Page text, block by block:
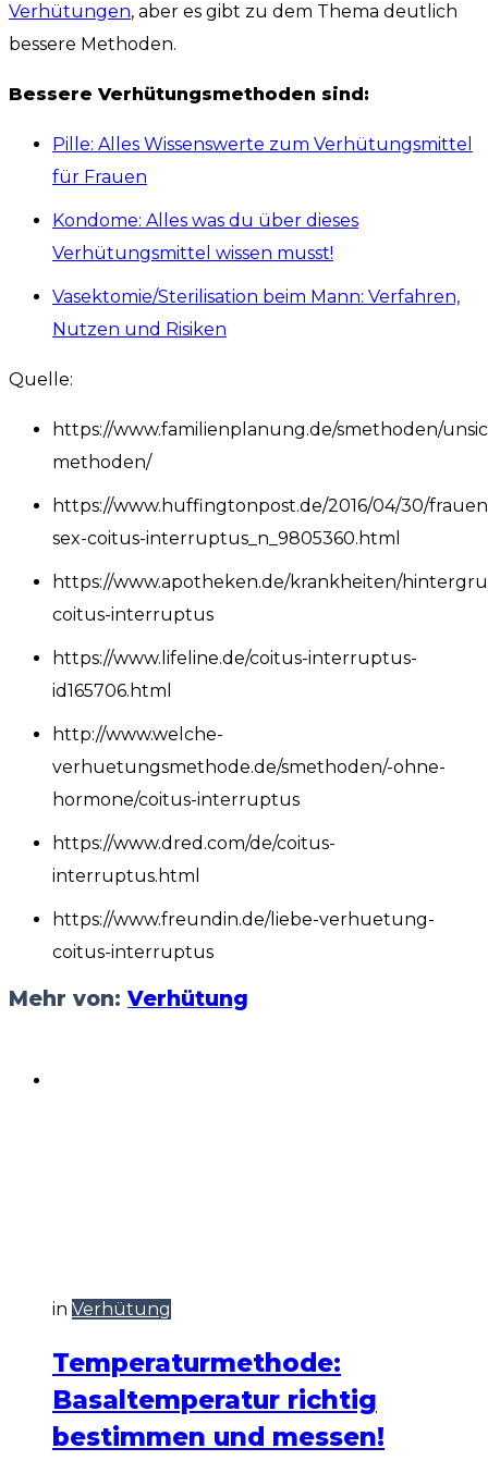
Verhütungen, aber es gibt zu dem Thema deutlich
bessere Methoden.
Bessere Verhütungsmethoden sind:
Pille: Alles Wissenswerte zum Verhütungsmittel
für Frauen
Kondome: Alles was du über dieses
Verhütungsmittel wissen musst!
Vasektomie/Sterilisation beim Mann: Verfahren,
Nutzen und Risiken
Quelle:
https://www.familienplanung.de/smethoden/
methoden/
https://www.huffingtonpost.de/2016/04/30/
sex-coitus-interruptus_n_9805360.html
https://www.apotheken.de/krankheiten/
coitus-interruptus
https://www.lifeline.de/coitus-interruptus-
id165706.html
http://www.welche-
verhuetungsmethode.de/smethoden/-ohne-
hormone/coitus-interruptus
https://www.dred.com/de/coitus-
interruptus.html
https://www.freundin.de/liebe-verhuetung-
coitus-interruptus
Mehr von: Verhütung
in Verhütung
Temperaturmethode:
Basaltemperatur richtig
bestimmen und messen!